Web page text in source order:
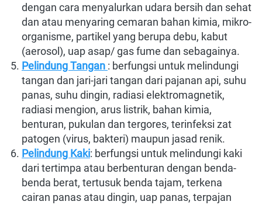
dengan cara menyalurkan udara bersih dan sehat
dan atau menyaring cemaran bahan kimia, mikro-
organisme, partikel yang berupa debu, kabut
(aerosol), uap asap/ gas fume dan sebagainya.
Pelindung Tangan : berfungsi untuk melindungi
tangan dan jari-jari tangan dari pajanan api, suhu
panas, suhu dingin, radiasi elektromagnetik,
radiasi mengion, arus listrik, bahan kimia,
benturan, pukulan dan tergores, terinfeksi zat
patogen (virus, bakteri) maupun jasad renik.
Pelindung Kaki: berfungsi untuk melindungi kaki
dari tertimpa atau berbenturan dengan benda-
benda berat, tertusuk benda tajam, terkena
cairan panas atau dingin, uap panas, terpajan